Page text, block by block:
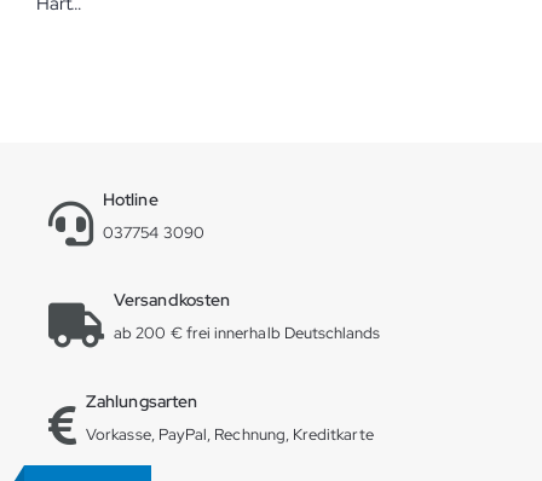
Hotline
037754 3090
Versandkosten
ab 200 € frei innerhalb Deutschlands
Zahlungsarten
Vorkasse, PayPal, Rechnung, Kreditkarte